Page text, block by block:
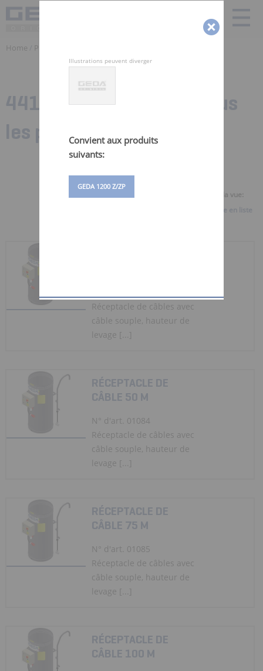
Home Produits
Illustrations peuvent diverger
Convient aux produits
suivants:
GEDA 1200 Z/ZP
441 Zubehörteile für:
Tous
les produits
Sélectionner la vue:
Vue en liste
Réceptacle de câbles avec
câble souple, hauteur de
levage [...]
RÉCEPTACLE DE
CÂBLE 50 M
N° d'art. 01084
Réceptacle de câbles avec
câble souple, hauteur de
levage [...]
RÉCEPTACLE DE
CÂBLE 75 M
N° d'art. 01085
Réceptacle de câbles avec
câble souple, hauteur de
levage [...]
RÉCEPTACLE DE
CÂBLE 100 M